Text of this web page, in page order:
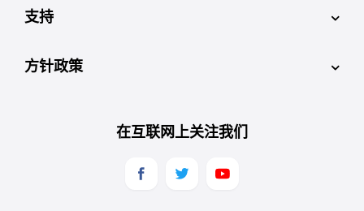
支持
方针政策
在互联网上关注我们